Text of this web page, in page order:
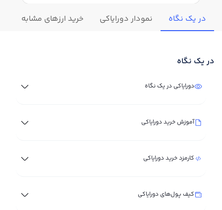
در یک نگاه نمودار دورایاکی خرید ارزهای مشابه
در یک نگاه
دورایاکی در یک نگاه
آموزش خرید دورایاکی
کارمزد خرید دورایاکی
کیف پول‌های دورایاکی